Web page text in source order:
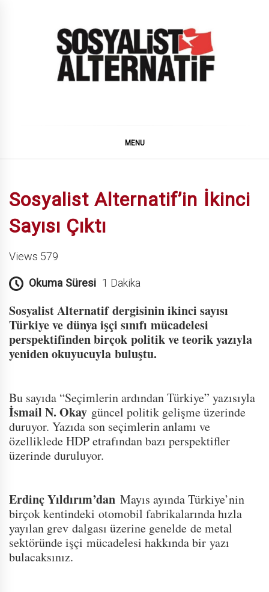
MENU
Sosyalist Alternatif’in İkinci
Sayısı Çıktı
Views 579
Okuma Süresi 1 Dakika
Sosyalist Alternatif dergisinin ikinci sayısı
Türkiye ve dünya işçi sınıfı mücadelesi
perspektifinden birçok politik ve teorik yazıyla
yeniden okuyucuyla buluştu.
Bu sayıda “Seçimlerin ardından Türkiye” yazısıyla
İsmail N. Okay güncel politik gelişme üzerinde
duruyor. Yazıda son seçimlerin anlamı ve
özelliklede HDP etrafından bazı perspektifler
üzerinde duruluyor.
Erdinç Yıldırım’dan Mayıs ayında Türkiye’nin
birçok kentindeki otomobil fabrikalarında hızla
yayılan grev dalgası üzerine genelde de metal
sektöründe işçi mücadelesi hakkında bir yazı
bulacaksınız.